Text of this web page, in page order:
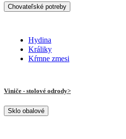
Chovateľské potreby
Hydina
Králiky
Kŕmne zmesi
Viniče - stolové odrody
Sklo obalové